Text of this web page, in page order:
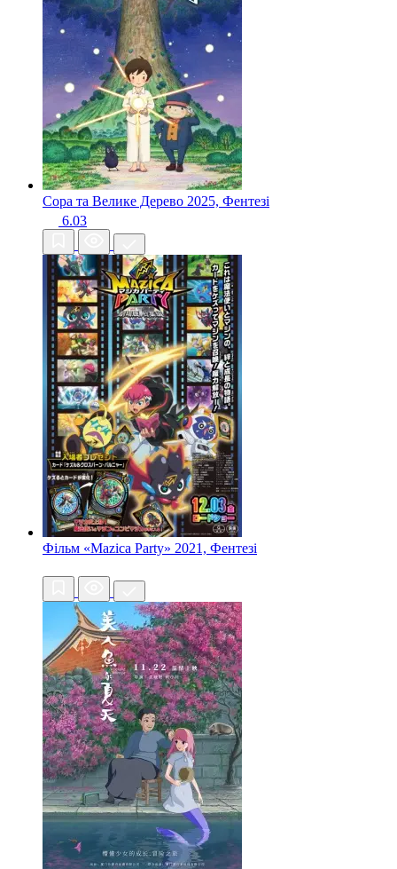
Сора та Велике Дерево 2025, Фентезі
6.03
Фільм «Mazica Party» 2021, Фентезі